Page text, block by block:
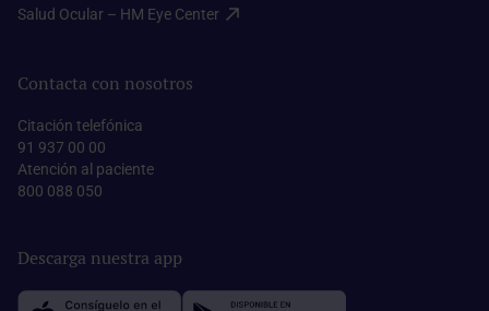
Salud Ocular – HM Eye Center​
Contacta con nosotros
Citación telefónica
91 937 00 00
Atención al paciente
800 088 050
Descarga nuestra app